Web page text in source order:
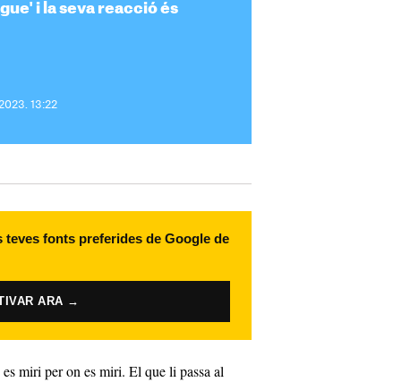
i la seva reacció és
13:22
teves fonts preferides de Google de
ARA →
miri per on es miri. El que li passa al